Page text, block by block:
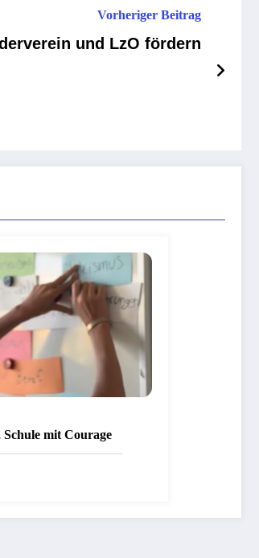
Vorheriger Beitrag
und LzO fördern
Schule mit Courage